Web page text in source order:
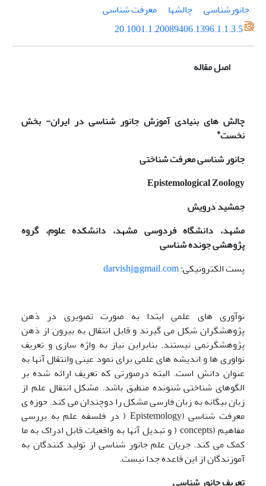
جانورشناسی
چالشها
معرفت شناسی
20.1001.1.20089406.1396.1.1.3.5
اصل مقاله
چالش های بنیادی آموزش جانور شناسی در ایران- بخش
نخست*
جانور شناسی معرفت شناختی
Epistemological Zoology
جمشید درویش
مشهد، دانشگاه فردوسی مشهد، دانشکده علوم، گروه
پژوهشی جونده شناسی
پست الکترونیکی:darvishj@gmail.com
نوآوری های علمی ابتدا به صورت تصویری در ذهن
پژوهشگران شکل می گیرند و قابل انتقال به بیرون از ذهن
پژوهشگرنمی نیستند. بنابراین نیاز به واژه سازی و تعریف
نواوری ها و اندیشه های علمی برای نمود عینی وانتقال آنها به
عنوان دانش است. البته درصورتی که تعریف ارائه شده بر
الگوهای شناختی شنونده منطبق باشد. مشکل انتقال علم از
زبان بیگانه به زبان فارسی مشکل را دوچندان می کند. حوزه ی
معرفت شناسی (Epistemology ( در فلسفه علم به بررسی
مفاهیم (concepts ( و تبدیل آنها به واقعیات قابل ادراک به ما
کمک می کند. جریان علم جانور شناسی از تولید کنندگان به
آموزندگان از این قاعده جدا نیست.